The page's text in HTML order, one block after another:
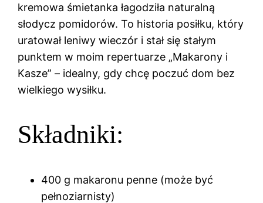
kremowa śmietanka łagodziła naturalną
słodycz pomidorów. To historia posiłku, który
uratował leniwy wieczór i stał się stałym
punktem w moim repertuarze „Makarony i
Kasze” – idealny, gdy chcę poczuć dom bez
wielkiego wysiłku.
Składniki:
400 g makaronu penne (może być
pełnoziarnisty)